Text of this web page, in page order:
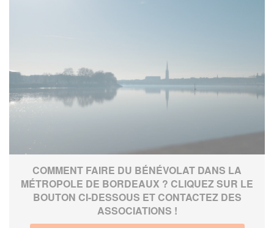
COMMENT FAIRE DU BÉNÉVOLAT DANS LA
MÉTROPOLE DE BORDEAUX ? CLIQUEZ SUR LE
BOUTON CI-DESSOUS ET CONTACTEZ DES
ASSOCIATIONS !